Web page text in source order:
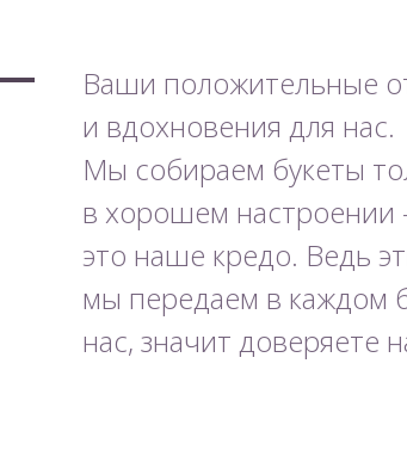
Ваши положительные
и вдохновения для нас.
Мы собираем букеты
в хорошем настроении
это наше кредо. Ведь
мы передаем в каждом
нас, значит доверяете